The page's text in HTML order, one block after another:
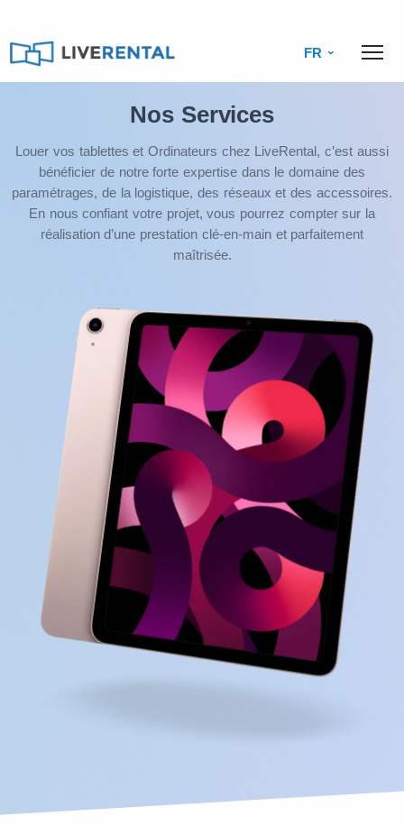
FR
Nos Services
Louer vos tablettes et Ordinateurs chez LiveRental, c’est aussi
bénéficier de notre forte expertise dans le domaine des
paramétrages, de la logistique, des réseaux et des accessoires.
En nous confiant votre projet, vous pourrez compter sur la
réalisation d’une prestation clé-en-main et parfaitement
maîtrisée.